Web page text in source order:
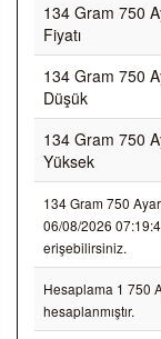
134 Gram 750
Fiyatı
134 Gram 750
Düşük
134 Gram 750
Yüksek
134 Gram 750
06/08/2026
erişebilirsiniz.
Hesaplama 1 750
hesaplanmıştır.